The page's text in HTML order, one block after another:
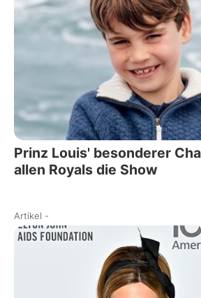
Prinz Louis' besonderer
allen Royals die Show
Artikel -